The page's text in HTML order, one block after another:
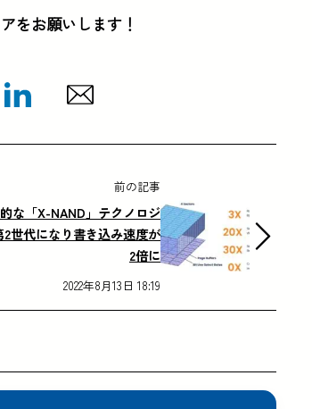
をお願いします！
前の記事
な「X-NAND」テクノロジ
2世代になり書き込み速度が
2倍に
2022年8月13日 18:19